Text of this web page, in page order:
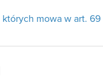
mowa w art.